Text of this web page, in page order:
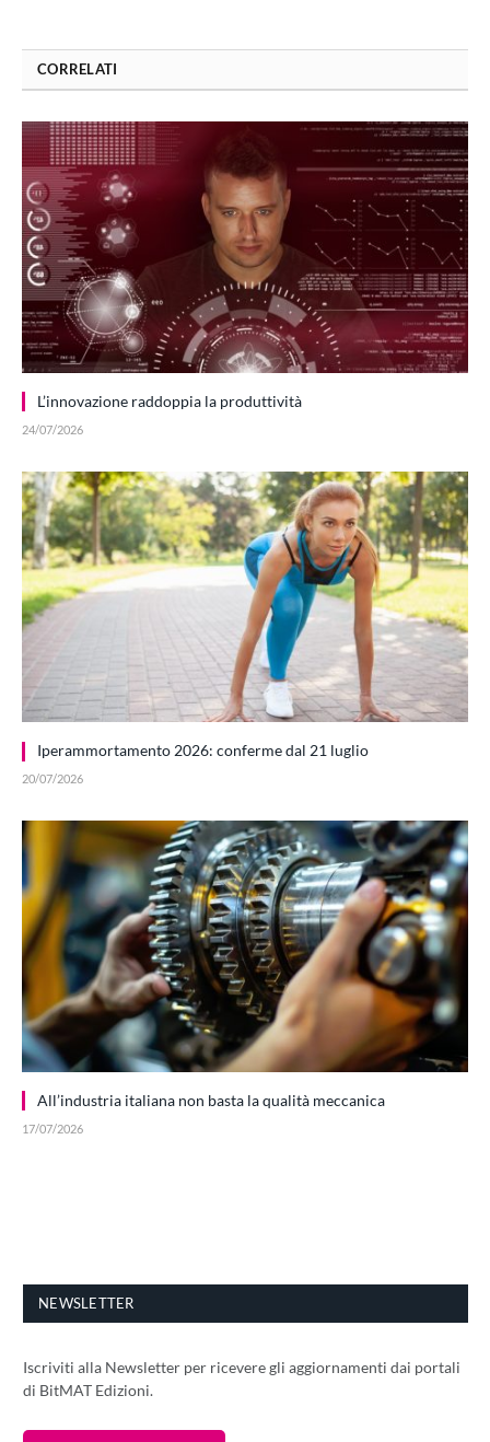
CORRELATI
L’innovazione raddoppia la produttività
24/07/2026
Iperammortamento 2026: conferme dal 21 luglio
20/07/2026
All’industria italiana non basta la qualità meccanica
17/07/2026
NEWSLETTER
Iscriviti alla Newsletter per ricevere gli aggiornamenti dai portali
di BitMAT Edizioni.